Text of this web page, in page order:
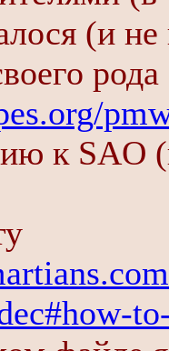
(и
рода
к SAO